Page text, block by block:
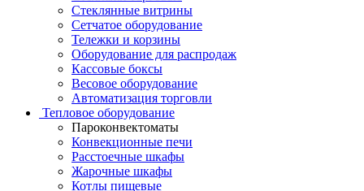
Стеклянные витрины
Сетчатое оборудование
Тележки и корзины
Оборудование для распродаж
Кассовые боксы
Весовое оборудование
Автоматизация торговли
Тепловое оборудование
Пароконвектоматы
Конвекционные печи
Расстоечные шкафы
Жарочные шкафы
Котлы пищевые